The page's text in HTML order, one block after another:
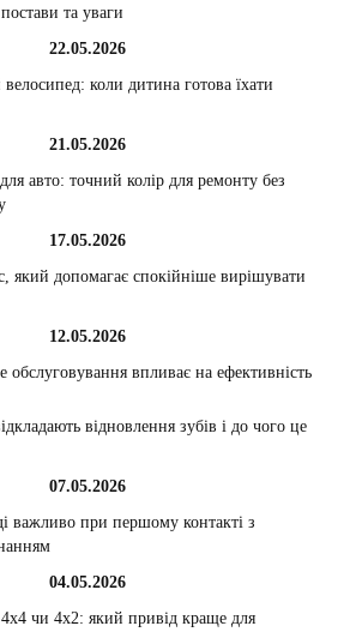
та уваги
22.05.2026
коли дитина готова їхати
21.05.2026
авто: точний колір для ремонту без
17.05.2026
який допомагає спокійніше вирішувати
12.05.2026
обслуговування впливає на ефективність
відновлення зубів і до чого це
07.05.2026
важливо при першому контакті з
04.05.2026
4х4 чи 4х2: який привід краще для